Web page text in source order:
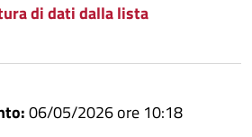
di dati dalla lista
06/05/2026 ore 10:18